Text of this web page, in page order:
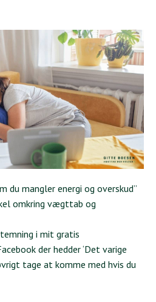
du mangler energi og overskud”
omkring vægttab og
i mit gratis
der hedder‘Det varige
tage at komme med hvis du